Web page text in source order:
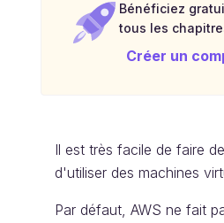
Bénéficiez
tous les
Créer un
Il est très facile de faire
d'utiliser des machines
Par défaut, AWS ne fait